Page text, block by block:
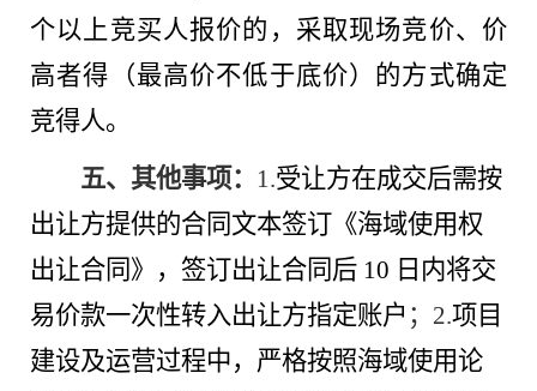
个以上竞买人报价的，采取现场竞价、价
高者得（最高价不低于底价）的方式确定
竞得人。
五、其他事项： 1.受让方在成交后需按
出让方提供的合同文本签订《海域使用权
出让合同》，签订出让合同后 10 日内将交
易价款一次性转入出让方指定账户 ； 2.项目
建设及运营过程中，严格按照海域使用论